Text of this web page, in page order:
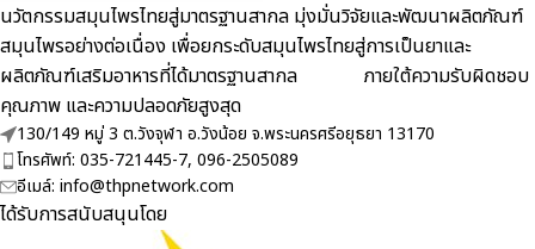
นวัตกรรมสมุนไพรไทยสู่มาตรฐานสากล มุ่งมั่นวิจัยและพัฒนาผลิตภัณฑ์
สมุนไพรอย่างต่อเนื่อง เพื่อยกระดับสมุนไพรไทยสู่การเป็นยาและ
ผลิตภัณฑ์เสริมอาหารที่ได้มาตรฐานสากล ภายใต้ความรับผิดชอบ
คุณภาพ และความปลอดภัยสูงสุด
130/149 หมู่ 3 ต.วังจุฬา อ.วังน้อย จ.พระนครศรีอยุธยา 13170
โทรศัพท์: 035-721445-7, 096-2505089
อีเมล์: info@thpnetwork.com
ได้รับการสนับสนุนโดย